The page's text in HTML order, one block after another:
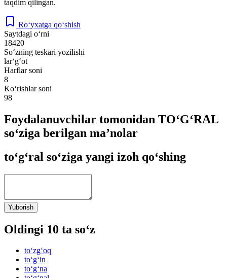
taqdim qilingan.
Ro‘yxatga qo‘shish
Saytdagi o‘rni
18420
So‘zning teskari yozilishi
lar‘g‘ot
Harflar soni
8
Ko‘rishlar soni
98
Foydalanuvchilar tomonidan TO‘G‘RAL
so‘ziga berilgan ma’nolar
to‘g‘ral so‘ziga yangi izoh qo‘shing
Yuborish
Oldingi 10 ta so‘z
to‘zg‘oq
to‘g‘in
to‘g‘na